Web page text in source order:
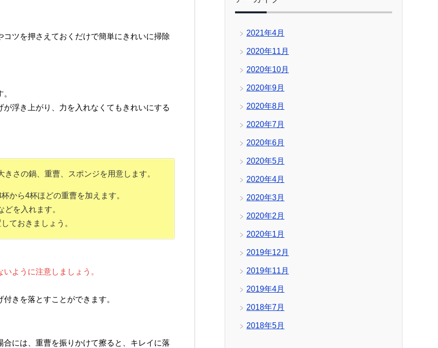
ツを押さえておくだけで簡単にきれいに掃除
浮き上がり、力を入れなくてもきれいにする
きさの鍋、重曹、スポンジを用意します。
から4杯ほどの重曹を加えます。
を入れます。
ておきましょう。
ように注意しましょう。
きを落とすことができます。
には、重曹を振りかけて擦ると、キレイに落
2021年4月
2020年11月
2020年10月
2020年9月
2020年8月
2020年7月
2020年6月
2020年5月
2020年4月
2020年3月
2020年2月
2020年1月
2019年12月
2019年11月
2019年4月
2018年7月
2018年5月